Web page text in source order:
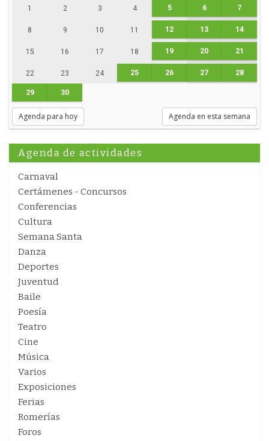
1 2 3 4 5 6 7
8 9 10 11 12 13 14
15 16 17 18 19 20 21
22 23 24 25 26 27 28
29 30
Agenda para hoy Agenda en esta semana
Agenda de actividades
Carnaval
Certámenes - Concursos
Conferencias
Cultura
Semana Santa
Danza
Deportes
Juventud
Baile
Poesía
Teatro
Cine
Música
Varios
Exposiciones
Ferias
Romerías
Foros